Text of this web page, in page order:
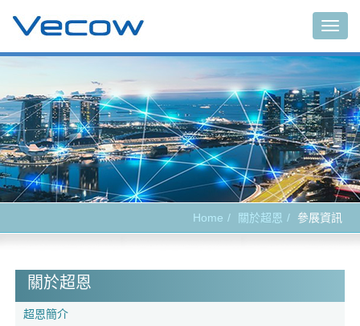
Home 關於超恩 參展資訊
關於超恩
超恩簡介